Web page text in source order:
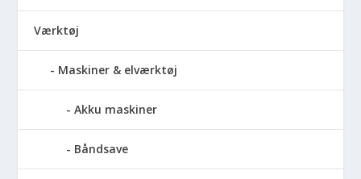
Værktøj
Maskiner & elværktøj
Akku maskiner
Båndsave